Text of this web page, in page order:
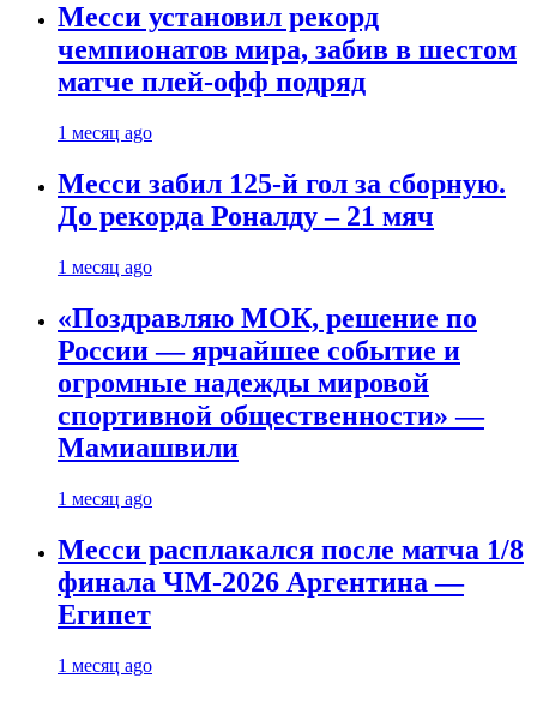
Месси установил рекорд
чемпионатов мира, забив в шестом
матче плей‑офф подряд
1 месяц ago
Месси забил 125-й гол за сборную.
До рекорда Роналду – 21 мяч
1 месяц ago
«Поздравляю МОК, решение по
России — ярчайшее событие и
огромные надежды мировой
спортивной общественности» —
Мамиашвили
1 месяц ago
Месси расплакался после матча 1/8
финала ЧМ-2026 Аргентина —
Египет
1 месяц ago